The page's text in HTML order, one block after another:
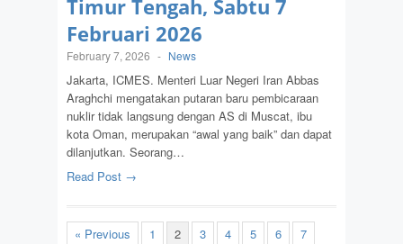
Timur Tengah, Sabtu 7
Februari 2026
February 7, 2026 - News
Jakarta, ICMES. Menteri Luar Negeri Iran Abbas
Araghchi mengatakan putaran baru pembicaraan
nuklir tidak langsung dengan AS di Muscat, ibu
kota Oman, merupakan “awal yang baik” dan dapat
dilanjutkan. Seorang…
Read Post →
« Previous 1 2 3 4 5 6
7